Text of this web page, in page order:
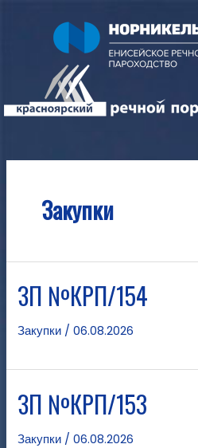
Закупки
ЗП №КРП/154
Закупки /06.08.2026
ЗП №КРП/153
Закупки /06.08.2026